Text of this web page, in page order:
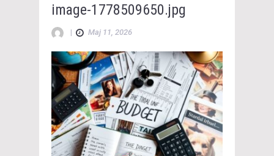
image-1778509650.jpg
| Maj 11, 2026